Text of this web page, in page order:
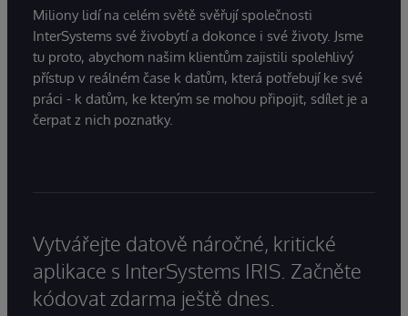
Miliony lidí na celém světě svěřují společnosti
InterSystems své živobytí a dokonce i své životy. Jsme
tu proto, abychom našim klientům zajistili spolehlivý
přístup v reálném čase k datům, která potřebují ke své
práci - k datům, ke kterým se mohou připojit, sdílet je a
čerpat z nich poznatky.
Vytvářejte datově náročné, kritické
aplikace s InterSystems IRIS. Začněte
kódovat zdarma ještě dnes.